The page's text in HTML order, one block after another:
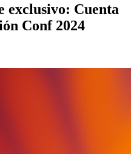
exclusivo: Cuenta
Conf 2024